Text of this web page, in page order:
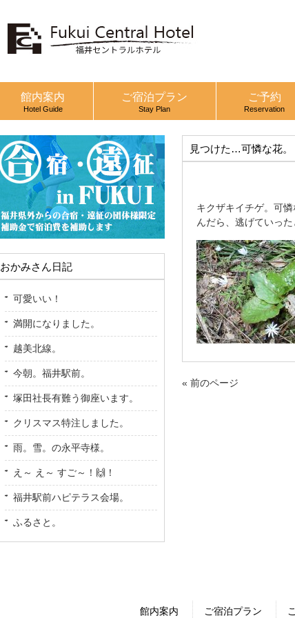
館内案内
Hotel Guide
ご宿泊プラン
Stay Plan
ご予約
Reservation
見つけた…可憐な花。
キクザキイチゲ。可
んだら、逃げていった
« 前のページ
おかみさん日記
可愛いい！
満開になりました。
越美北線。
今朝。福井駅前。
塚田社長有難う御座います。
クリスマス特注しました。
雨。雪。の永平寺様。
え～ え～ すご～！🙌！
福井駅前ハピテラス会場。
ふるさと。
館内案内 ご宿泊プラン